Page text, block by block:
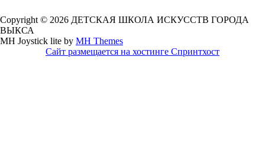
Copyright © 2026 ДЕТСКАЯ ШКОЛА ИСКУССТВ ГОРОДА
ВЫКСА
MH Joystick lite by MH Themes
Сайт размещается на хостинге Спринтхост